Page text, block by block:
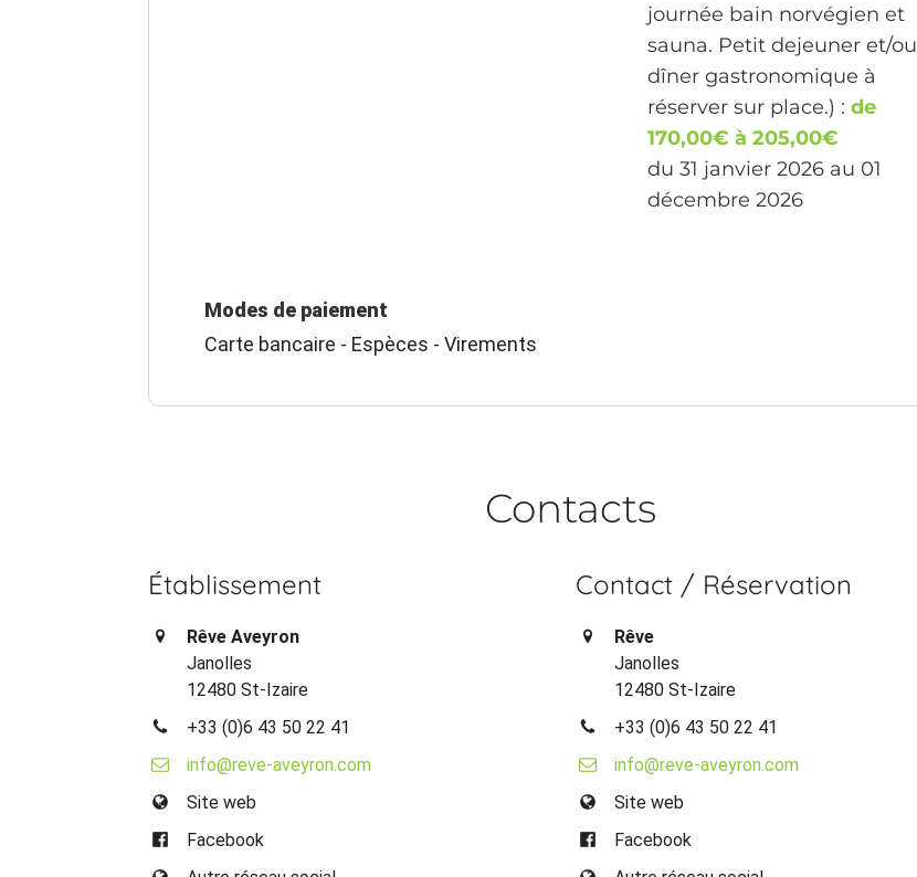
journée bain norvégien et
sauna. Petit dejeuner et/ou
dîner gastronomique à
réserver sur place.) :de
170,00€ à 205,00€
du 31 janvier 2026 au 01
décembre 2026
Modes de paiement
Carte bancaire - Espèces - Virements
Contacts
Établissement
Rêve Aveyron
Janolles
12480 St-Izaire
+33 (0)6 43 50 22 41
info@reve-aveyron.com
Site web
Facebook
Contact / Réservation
Rêve
Janolles
12480 St-Izaire
+33 (0)6 43 50 22 41
info@reve-aveyron.com
Site web
Facebook